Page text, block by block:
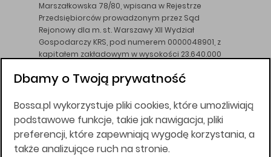
Marszałkowska 78/80, wpisana w Rejestrze
Przedsiębiorców prowadzonym przez Sąd
Rejonowy dla m. st. Warszawy XII Wydział
Gospodarczy KRS, pod numerem 0000048901, z
kapitałem zakładowym w wysokości 23.640.000
DM BOŚ działa na podstawie zezwolenia KNF z dnia
Wszelkie informacje na niniejszej stronie w tym
informacje o produktach inwestycyjnych nie są
kierowane do osób mających miejsce
zamieszkania lub pobytu w Stanach
Dbamy o Twoją prywatność
Bossa.pl wykorzystuje pliki cookies, które umożliwiają
podstawowe funkcje, takie jak nawigacja, pliki
preferencji, które zapewniają wygodę korzystania, a
także analizujące ruch na stronie.